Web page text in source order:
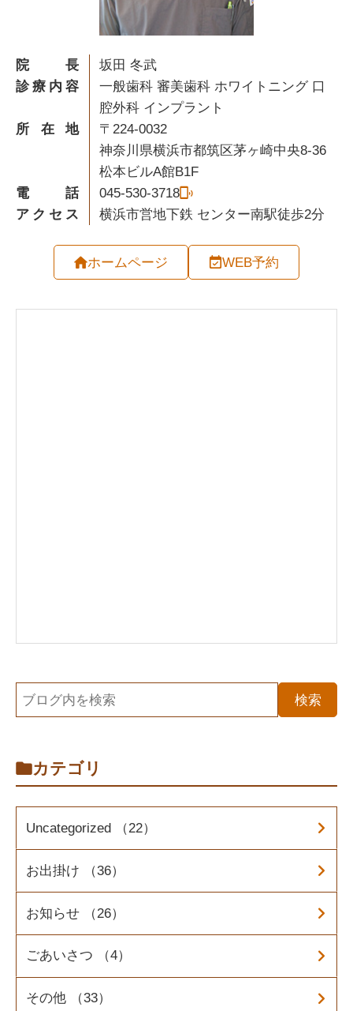
院長
坂田 冬武
診療内容
一般歯科 審美歯科 ホワイトニング 口
腔外科 インプラント
所在地
〒224-0032
神奈川県横浜市都筑区茅ヶ崎中央8-36
松本ビルA館B1F
電話
045-530-3718
アクセス
横浜市営地下鉄 センター南駅徒歩2分
ホームページ WEB予約
カテゴリ
Uncategorized （22）
お出掛け （36）
お知らせ （26）
ごあいさつ （4）
その他 （33）